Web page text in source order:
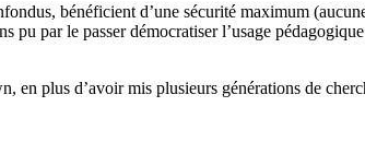
bénéficient d’une sécurité maximum
par le passer démocratiser l’usage
en plus d’avoir mis plusieurs générations de